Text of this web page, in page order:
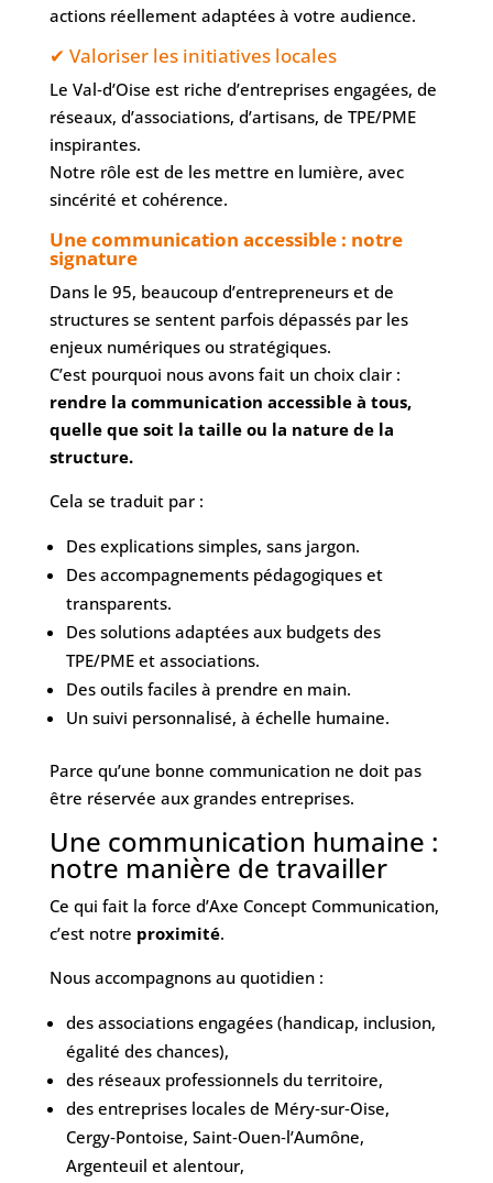
actions réellement adaptées à votre audience.
✔ Valoriser les initiatives locales
Le Val‑d’Oise est riche d’entreprises engagées, de
réseaux, d’associations, d’artisans, de TPE/PME
inspirantes.
Notre rôle est de les mettre en lumière, avec
sincérité et cohérence.
Une communication accessible : notre
signature
Dans le 95, beaucoup d’entrepreneurs et de
structures se sentent parfois dépassés par les
enjeux numériques ou stratégiques.
C’est pourquoi nous avons fait un choix clair :
rendre la communication accessible à tous,
quelle que soit la taille ou la nature de la
structure.
Cela se traduit par :
Des explications simples, sans jargon.
Des accompagnements pédagogiques et
transparents.
Des solutions adaptées aux budgets des
TPE/PME et associations.
Des outils faciles à prendre en main.
Un suivi personnalisé, à échelle humaine.
Parce qu’une bonne communication ne doit pas
être réservée aux grandes entreprises.
Une communication humaine :
notre manière de travailler
Ce qui fait la force d’Axe Concept Communication,
c’est notre proximité.
Nous accompagnons au quotidien :
des associations engagées (handicap, inclusion,
égalité des chances),
des réseaux professionnels du territoire,
des entreprises locales de Méry‑sur‑Oise,
Cergy‑Pontoise, Saint‑Ouen‑l’Aumône,
Argenteuil et alentour,